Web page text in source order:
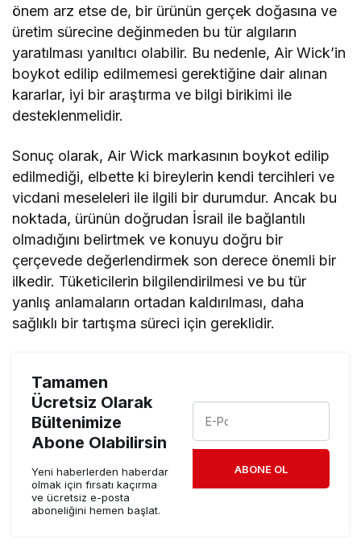
önem arz etse de, bir ürünün gerçek doğasına ve
üretim sürecine değinmeden bu tür algıların
yaratılması yanıltıcı olabilir. Bu nedenle, Air Wick’in
boykot edilip edilmemesi gerektiğine dair alınan
kararlar, iyi bir araştırma ve bilgi birikimi ile
desteklenmelidir.
Sonuç olarak, Air Wick markasının boykot edilip
edilmediği, elbette ki bireylerin kendi tercihleri ve
vicdani meseleleri ile ilgili bir durumdur. Ancak bu
noktada, ürünün doğrudan İsrail ile bağlantılı
olmadığını belirtmek ve konuyu doğru bir
çerçevede değerlendirmek son derece önemli bir
ilkedir. Tüketicilerin bilgilendirilmesi ve bu tür
yanlış anlamaların ortadan kaldırılması, daha
sağlıklı bir tartışma süreci için gereklidir.
Tamamen
Ücretsiz Olarak
Bültenimize
Abone Olabilirsin
Yeni haberlerden haberdar
olmak için fırsatı kaçırma
ve ücretsiz e-posta
aboneliğini hemen başlat.
ABONE OL